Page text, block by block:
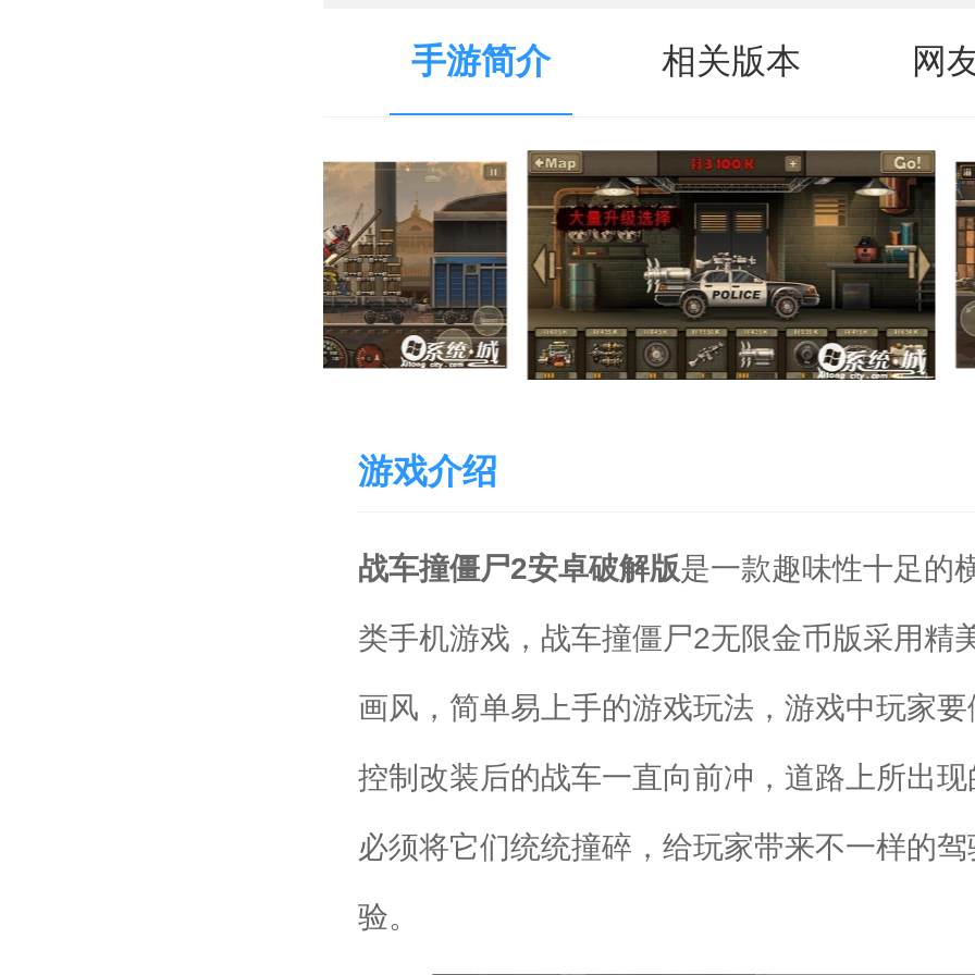
手游简介 相关版本 网
游戏介绍
战车撞僵尸2安卓破解版是一款趣味性十足的
类手机游戏，战车撞僵尸2无限金币版采用精
画风，简单易上手的游戏玩法，游戏中玩家
控制改装后的战车一直向前冲，道路上所出
必须将它们统统撞碎，给玩家带来不一样的
验。